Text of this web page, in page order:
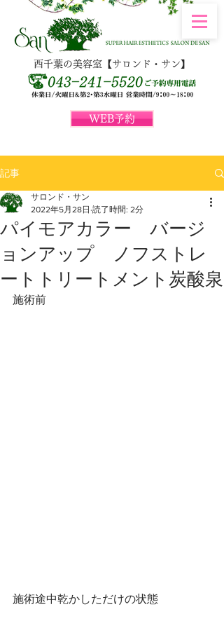
WEB予約
西千葉の美容室【サロンド・サン】
記事
パイモアカラー バージ
ョンアップ ノフストレ
ートトリートメント炭酸泉
サロンド・サン
2022年5月28日 読了時間: 2分
施術前
施術途中乾かしただけの状態